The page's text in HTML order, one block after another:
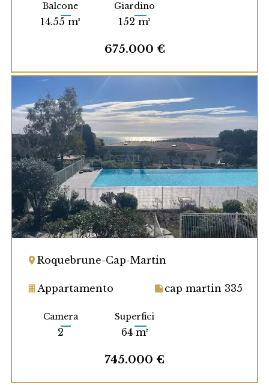
Balcone
14.55 m²
Giardino
152 m²
675.000 €
Roquebrune-Cap-Martin
Appartamento cap martin 335
Camera
2
Superfici
64 m²
745.000 €